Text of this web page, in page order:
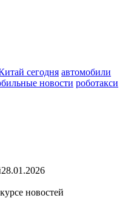
сегодня автомобили
новости роботакси
28.01.2026
новостей